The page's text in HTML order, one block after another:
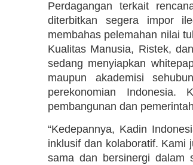
Perdagangan terkait
diterbitkan segera impor
membahas pelemahan nilai
Kualitas Manusia, Ristek,
sedang menyiapkan
maupun akademisi
perekonomian Indonesia.
pembangunan dan
“Kedepannya, Kadin
inklusif dan kolaboratif. Kami
sama dan bersinergi dalam